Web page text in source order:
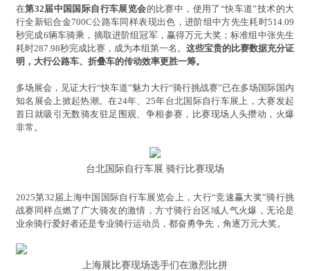
在第32届中国国际自行车展览会的比赛中，使用了“快车道”技术的大
行全新铝合金700C公路车同样表现出色，进阶组中方先生耗时514.09
秒完成6辆车骑乘，摘取进阶组冠军，赢得万元大奖；标准组中张先生
耗时287.98秒完成比赛，成为本组第一名。 这些宝贵的比赛数据充分证
明，大行公路车、折叠车的传动效率更胜一筹。
多场展会，见证大行“快车道”魅力大行“骑行挑战赛”已在多场国际国内
知名展会上掀起热潮。在24年、25年台北国际自行车展上，大赛发起
首日就吸引无数骑友驻足围观、争相参赛，比赛现场人头攒动，火爆
非常。
台北国际自行车展 骑行比赛现场
2025第32届上海中国国际自行车展览会上，大行“竞速赢大奖”骑行挑
战赛同样点燃了广大骑友的激情，方寸骑行台区域人气火爆，无论是
业余骑行爱好者还是专业骑行运动员，都奋勇争先，角逐万元大奖。
上海展比赛现场选手们在激烈比拼